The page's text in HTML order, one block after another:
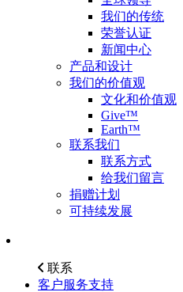
我们的传统
荣誉认证
新闻中心
产品和设计
我们的价值观
文化和价值观
Give™
Earth™
联系我们
联系方式
给我们留言
捐赠计划
可持续发展
联系
客户服务支持